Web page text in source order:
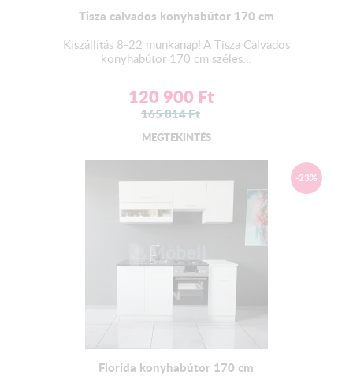
Tisza calvados konyhabútor 170 cm
Kiszállítás 8-22 munkanap! A Tisza Calvados
konyhabútor 170 cm széles...
120 900 Ft
165 814Ft
MEGTEKINTÉS
-23%
Florida konyhabútor 170 cm